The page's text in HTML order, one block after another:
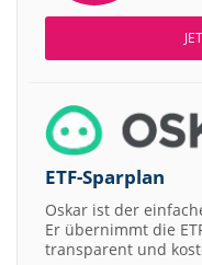
ETF-Sparplan
Oskar ist der
Er übernimmt die
transparent und